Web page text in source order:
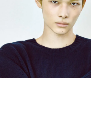
】時をかけ